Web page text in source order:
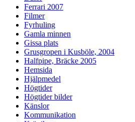
Ferrari 2007
Filmer
Fyrhuling
Gamla minnen
Gissa plats
Grusgropen i Kusböle, 2004
Halfpipe, Bräcke 2005
Hemsida
Hjälpmedel
Högtider
Högtider bilder
Känslor
Kommunikation